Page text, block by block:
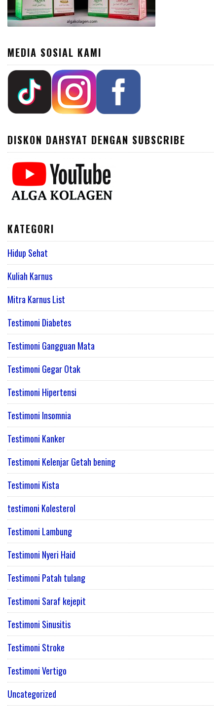
MEDIA SOSIAL KAMI
DISKON DAHSYAT DENGAN SUBSCRIBE
KATEGORI
Hidup Sehat
Kuliah Karnus
Mitra Karnus List
Testimoni Diabetes
Testimoni Gangguan Mata
Testimoni Gegar Otak
Testimoni Hipertensi
Testimoni Insomnia
Testimoni Kanker
Testimoni Kelenjar Getah bening
Testimoni Kista
testimoni Kolesterol
Testimoni Lambung
Testimoni Nyeri Haid
Testimoni Patah tulang
Testimoni Saraf kejepit
Testimoni Sinusitis
Testimoni Stroke
Testimoni Vertigo
Uncategorized